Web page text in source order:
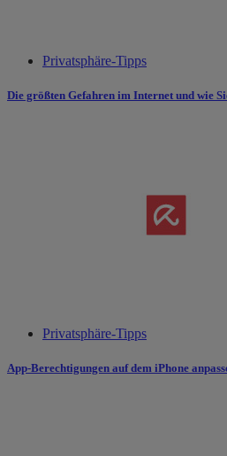
Privatsphäre-Tipps
Die größten Gefahren im Internet und wie
Privatsphäre-Tipps
App-Berechtigungen auf dem iPhone